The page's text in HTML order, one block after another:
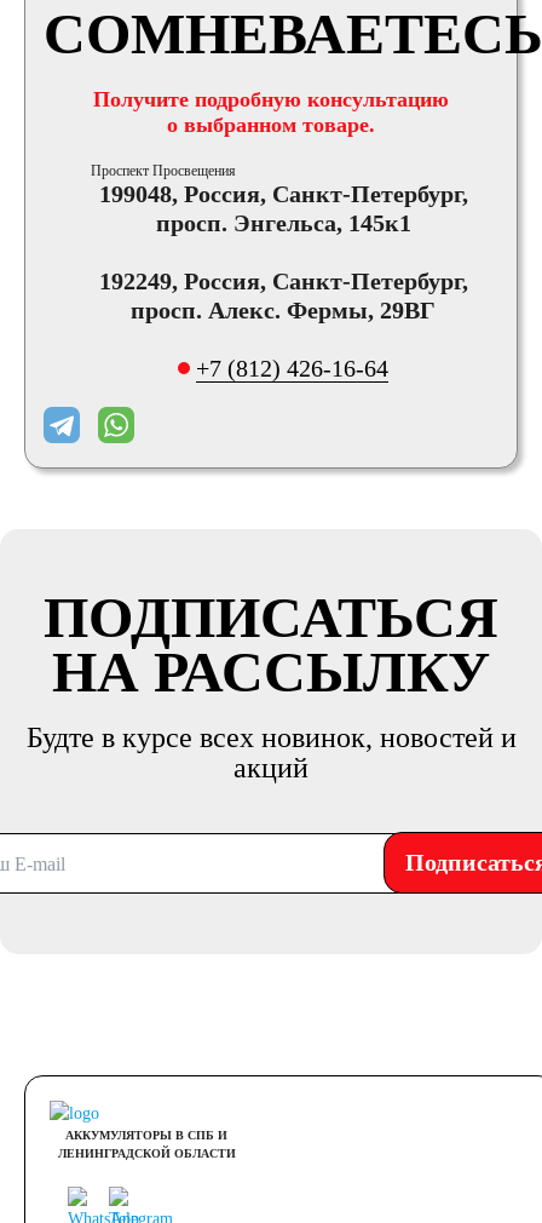
Получите подробную консультацию
о выбранном товаре.
Проспект Просвещения
199048, Россия, Санкт-Петербург,
просп. Энгельса, 145к1
192249, Россия, Санкт-Петербург,
просп. Алекс. Фермы, 29ВГ
+7 (812) 426-16-64
ПОДПИСАТЬСЯ
НА РАССЫЛКУ
Будте в курсе всех новинок, новостей и
акций
АККУМУЛЯТОРЫ В СПБ И
ЛЕНИНГРАДСКОЙ ОБЛАСТИ